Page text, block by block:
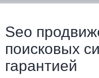
Seo
поисковых
гарантией